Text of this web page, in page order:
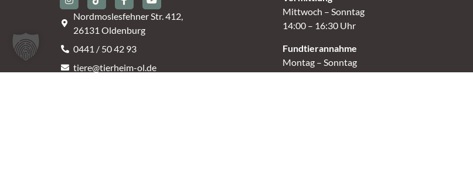
Nordmoslesfehner Str. 412,
26131 Oldenburg
0441 / 50 42 93
tiere@tierheim-ol.de
Mittwoch – Sonntag
14:00 – 16:30 Uhr
Fundtierannahme
Montag – Sonntag
9:00 – 17:00 Uhr